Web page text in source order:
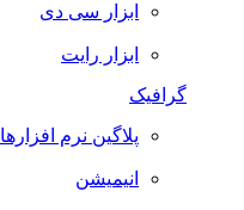
ابزار سی دی
ابزار رایت
گرافیک
پلاگین نرم افزارها
انیمیشن